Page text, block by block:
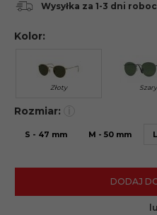
Kolor:
Złoty Szary
Rozmiar:
M - 50 mm
S - 47 mm
Wysyłka za 1-3 dni
DODAJ